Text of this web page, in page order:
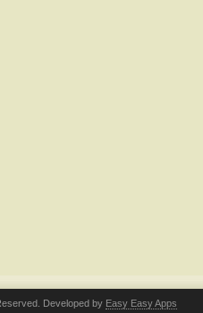
Developed by Easy Easy Apps